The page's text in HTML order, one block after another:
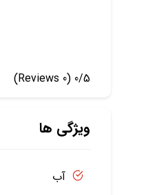
0/5
(0 Reviews)
ویژگی ها
آب